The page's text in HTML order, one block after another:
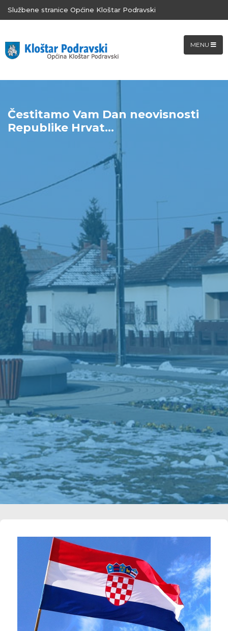
Službene stranice Općine Kloštar Podravski
MENU
Čestitamo Vam Dan neovisnosti
Republike Hrvat...